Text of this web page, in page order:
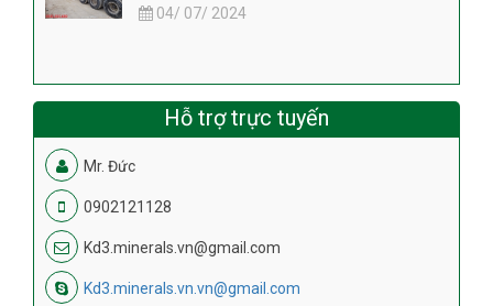
04/ 07/ 2024
Hỗ trợ trực tuyến
Mr. Đức
0902121128
Kd3.minerals.vn@gmail.com
Kd3.minerals.vn.vn@gmail.com